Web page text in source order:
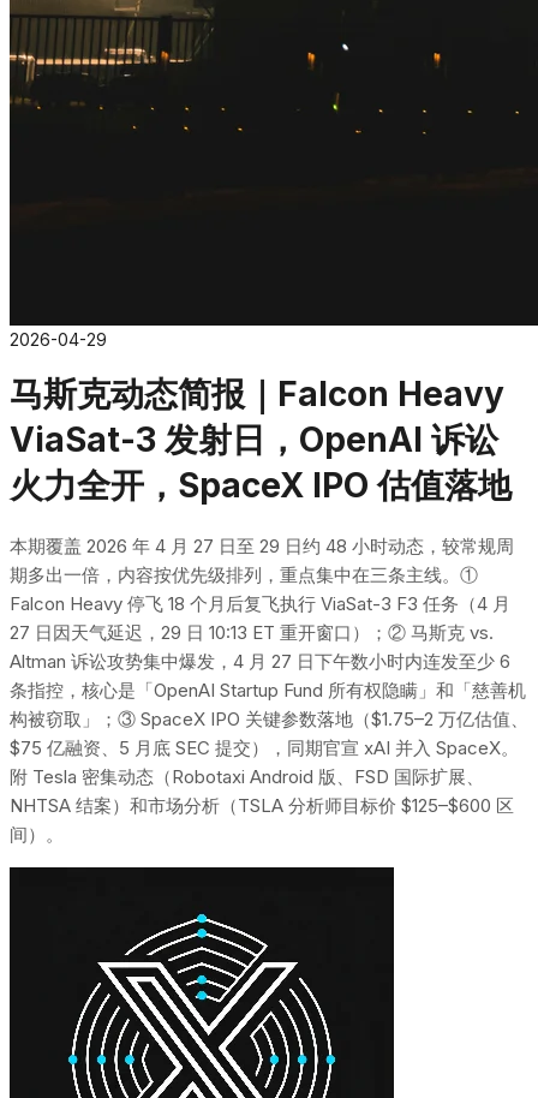
2026-04-29
马斯克动态简报｜Falcon Heavy
ViaSat-3 发射日，OpenAI 诉讼
火力全开，SpaceX IPO 估值落地
本期覆盖 2026 年 4 月 27 日至 29 日约 48 小时动态，较常规周
期多出一倍，内容按优先级排列，重点集中在三条主线。①
Falcon Heavy 停飞 18 个月后复飞执行 ViaSat-3 F3 任务（4 月
27 日因天气延迟，29 日 10:13 ET 重开窗口）；② 马斯克 vs.
Altman 诉讼攻势集中爆发，4 月 27 日下午数小时内连发至少 6
条指控，核心是「OpenAI Startup Fund 所有权隐瞒」和「慈善机
构被窃取」；③ SpaceX IPO 关键参数落地（$1.75–2 万亿估值、
$75 亿融资、5 月底 SEC 提交），同期官宣 xAI 并入 SpaceX。
附 Tesla 密集动态（Robotaxi Android 版、FSD 国际扩展、
NHTSA 结案）和市场分析（TSLA 分析师目标价 $125–$600 区
间）。